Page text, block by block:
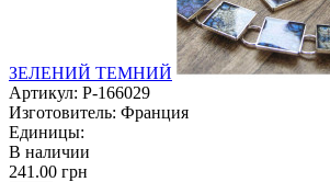
ЗЕЛЕНИЙ ТЕМНИЙ
Артикул: P-166029
Изготовитель: Франция
Единицы:
В наличии
241.00 грн